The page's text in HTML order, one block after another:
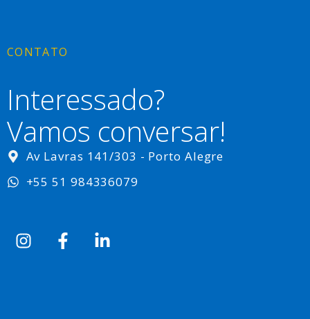
CONTATO
Interessado?
Vamos conversar!
Av Lavras 141/303 - Porto Alegre
+55 51 984336079